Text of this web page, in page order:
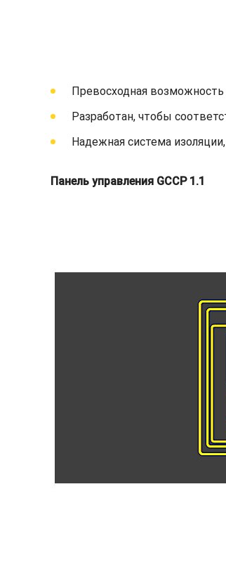
Превосходная возможность
Разработан, чтобы
Надежная система изоляции,
Панель управления GCCP 1.1